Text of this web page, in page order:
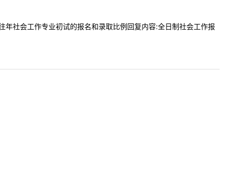
社会工作专业初试的报名和录取比例回复内容:全日制社会工作报